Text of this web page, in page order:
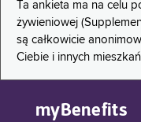
Ta ankieta ma na celu
żywieniowej
są całkowicie
Ciebie i innych
myBenefits